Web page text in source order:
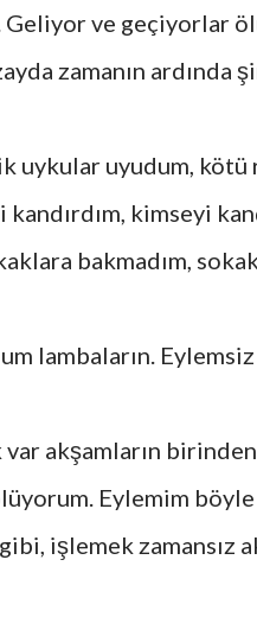
Geliyor ve geçiyorlar
zamanın ardında
uykular uyudum,
kimseyi
bakmadım,
lambaların. Eylemsiz
akşamların
Eylemim
işlemek zamansız